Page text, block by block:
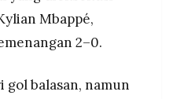
Mbappé,
2–0.
gol balasan, namun